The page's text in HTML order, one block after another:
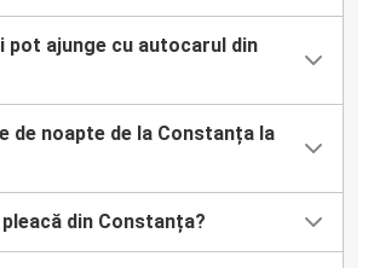
pot ajunge cu autocarul din
de noapte de la Constanța la
din Constanța?